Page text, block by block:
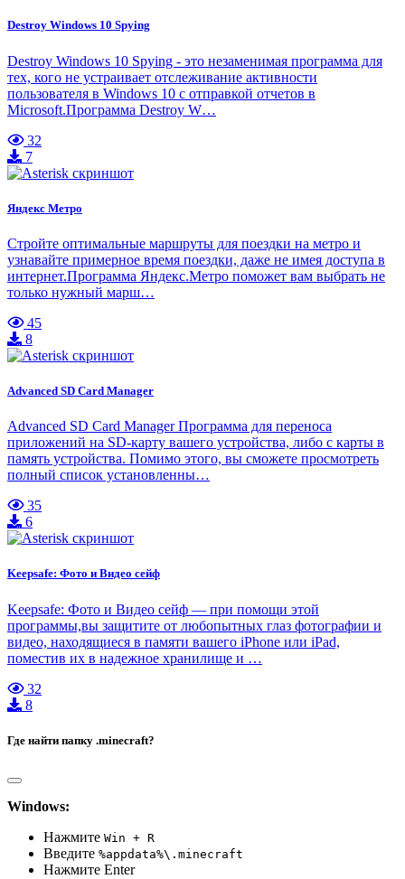
Destroy Windows 10 Spying
Destroy Windows 10 Spying - это незаменимая программа для
тех, кого не устраивает отслеживание активности
пользователя в Windows 10 с отправкой отчетов в
Microsoft.Программа Destroy W…
32
7
Яндекс Метро
Стройте оптимальные маршруты для поездки на метро и
узнавайте примерное время поездки, даже не имея доступа в
интернет.Программа Яндекс.Метро поможет вам выбрать не
только нужный марш…
45
8
Advanced SD Card Manager
Advanced SD Card Manager Программа для переноса
приложений на SD-карту вашего устройства, либо с карты в
память устройства. Помимо этого, вы сможете просмотреть
полный список установленны…
35
6
Keepsafe: Фото и Видео сейф
Keepsafe: Фото и Видео сейф — при помощи этой
программы,вы защитите от любопытных глаз фотографии и
видео, находящиеся в памяти вашего iPhone или iPad,
поместив их в надежное хранилище и …
32
8
Где найти папку .minecraft?
Windows:
Нажмите Win + R
Введите %appdata%\.minecraft
Нажмите Enter